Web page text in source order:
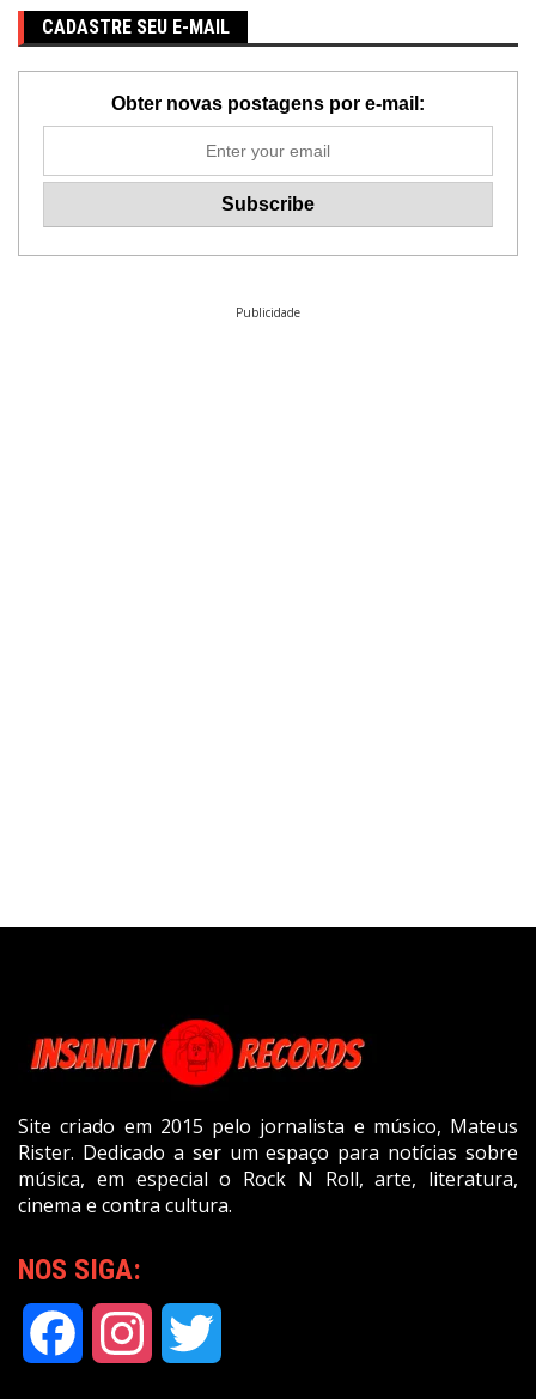
CADASTRE SEU E-MAIL
Obter novas postagens por e-mail:
Publicidade
Site criado em 2015 pelo jornalista e músico, Mateus
Rister. Dedicado a ser um espaço para notícias sobre
música, em especial o Rock N Roll, arte, literatura,
cinema e contra cultura.
NOS SIGA:
Facebook Instagram